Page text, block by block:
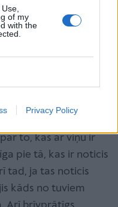
of my
with the
Privacy Policy
vīrietim jābūt
uzklausīt.
vardarbība
īpaši, ja
to, kas ar viņu ir
pie tā, kas ir noticis
tad, ja tas noticis
kāds no tuviem